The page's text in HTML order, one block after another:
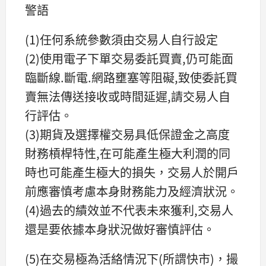
警語
(1)任何系統參數須由交易人自行設定
(2)使用電子下單交易委託買賣,仍可能面
臨斷線.斷電.網路壅塞等阻礙,致使委託買
賣無法傳送接收或時間延遲,請交易人自
行評估。
(3)期貨及選擇權交易具低保證金之高度
財務槓桿特性,在可能產生極大利潤的同
時也可能產生極大的損失，交易人於開戶
前應審慎考慮本身財務能力及經濟狀況。
(4)過去的績效並不代表未來獲利,交易人
還是要依據本身狀況做好審慎評估。
(5)在交易極為活絡情況下(所謂快市)，撮